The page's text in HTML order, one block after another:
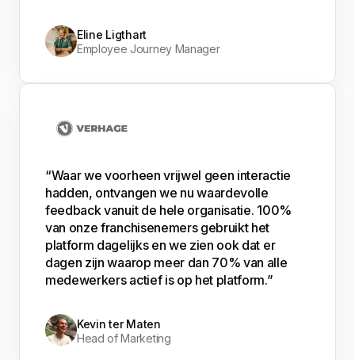
Eline Ligthart
Employee Journey Manager
“Waar we voorheen vrijwel geen interactie
hadden, ontvangen we nu waardevolle
feedback vanuit de hele organisatie. 100%
van onze franchisenemers gebruikt het
platform dagelijks en we zien ook dat er
dagen zijn waarop meer dan 70% van alle
medewerkers actief is op het platform.”
Kevin ter Maten
Head of Marketing